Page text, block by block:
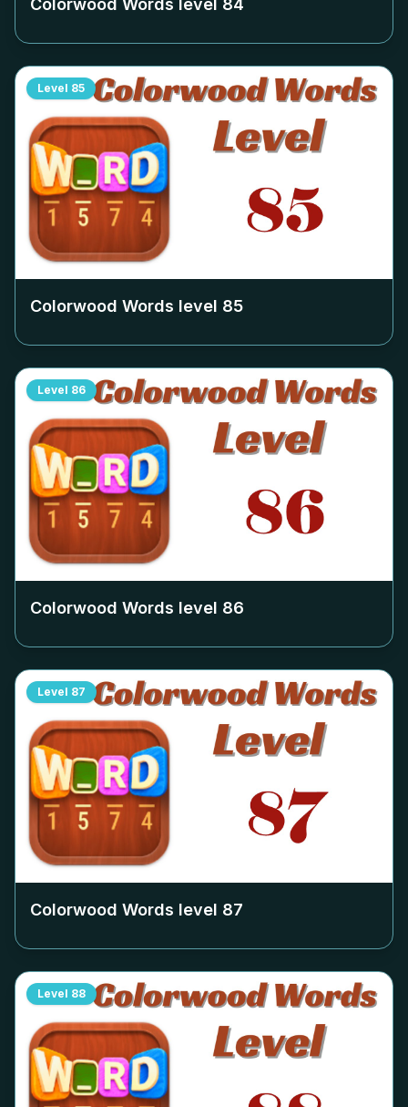
Colorwood Words level 84
Level 85
Colorwood Words level 85
Level 86
Colorwood Words level 86
Level 87
Colorwood Words level 87
Level 88